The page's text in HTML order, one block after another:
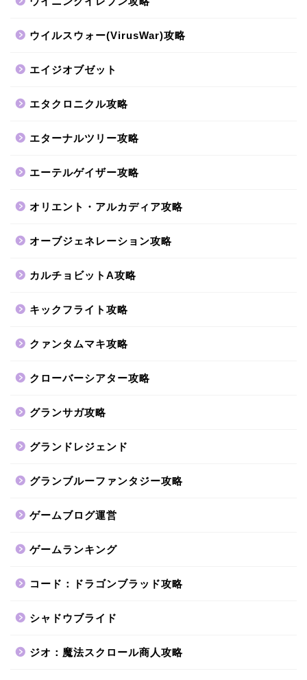
ウイルスウォー(VirusWar)攻略
エイジオブゼット
エタクロニクル攻略
エターナルツリー攻略
エーテルゲイザー攻略
オリエント・アルカディア攻略
オーブジェネレーション攻略
カルチョビットA攻略
キックフライト攻略
クァンタムマキ攻略
クローバーシアター攻略
グランサガ攻略
グランドレジェンド
グランブルーファンタジー攻略
ゲームブログ運営
ゲームランキング
コード：ドラゴンブラッド攻略
シャドウブライド
ジオ：魔法スクロール商人攻略